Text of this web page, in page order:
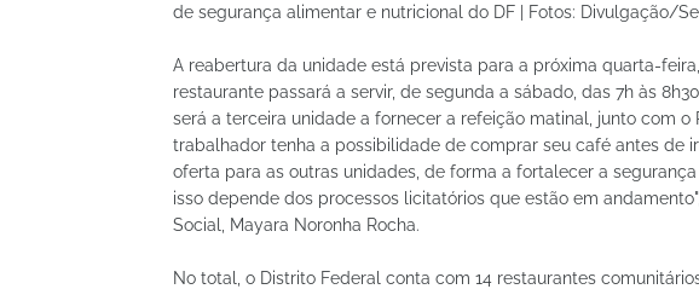
de segurança alimentar e nutricional do DF | Fotos: Divulgação/
A reabertura da unidade está prevista para a próxima quarta-
restaurante passará a servir, de segunda a sábado, das 7h às
será a terceira unidade a fornecer a refeição matinal, junto com o
trabalhador tenha a possibilidade de comprar seu café antes de
oferta para as outras unidades, de forma a fortalecer a
isso depende dos processos licitatórios que estão em
Social, Mayara Noronha Rocha.
No total, o Distrito Federal conta com 14 restaurantes